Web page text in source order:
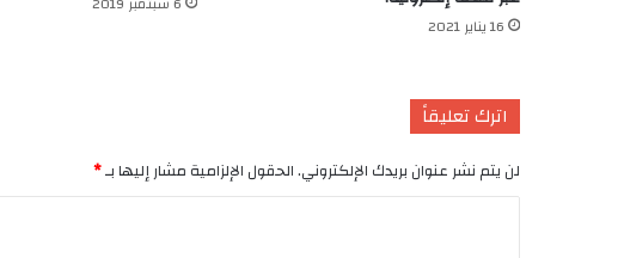
16 يناير 2021
اترك تعليقاً
لن يتم نشر عنوان بريدك الإلكتروني.الحقول الإلزامية مشار إليها بـ*